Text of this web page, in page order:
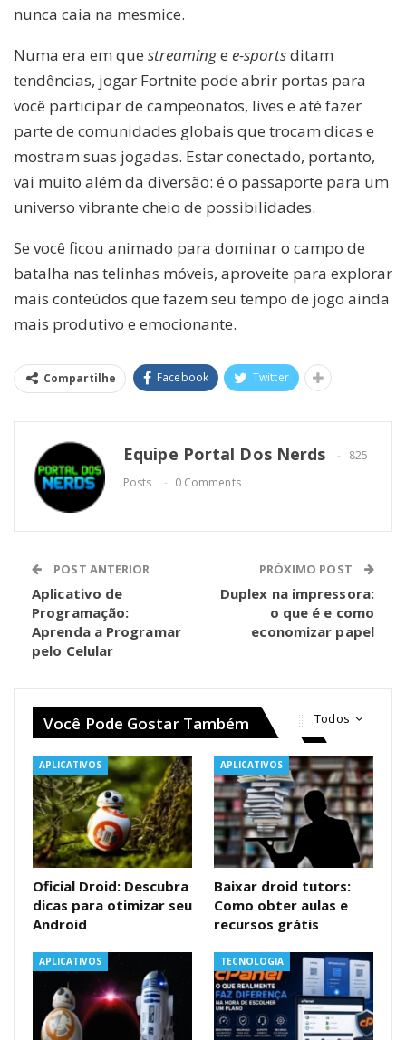
nunca caia na mesmice.
Numa era em que streaminge e-sportsditam
tendências, jogar Fortnite pode abrir portas para
você participar de campeonatos, lives e até fazer
parte de comunidades globais que trocam dicas e
mostram suas jogadas. Estar conectado, portanto,
vai muito além da diversão: é o passaporte para um
universo vibrante cheio de possibilidades.
Se você ficou animado para dominar o campo de
batalha nas telinhas móveis, aproveite para explorar
mais conteúdos que fazem seu tempo de jogo ainda
mais produtivo e emocionante.
Compartilhe Facebook Twitter
Equipe Portal Dos Nerds
825
Posts
0 Comments
POST ANTERIOR
Aplicativo de
Programação:
Aprenda a Programar
pelo Celular
PRÓXIMO POST
Duplex na impressora:
o que é e como
economizar papel
Todos
Você Pode Gostar Também
APLICATIVOS
Oficial Droid: Descubra
dicas para otimizar seu
Android
APLICATIVOS
Baixar droid tutors:
Como obter aulas e
recursos grátis
APLICATIVOS TECNOLOGIA